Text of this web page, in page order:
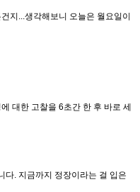
지 ...생각해보니 오늘은 월요일이
대한 고찰을 6초간 한 후 바로 세
다. 지금까지 정장이라는 걸 입은